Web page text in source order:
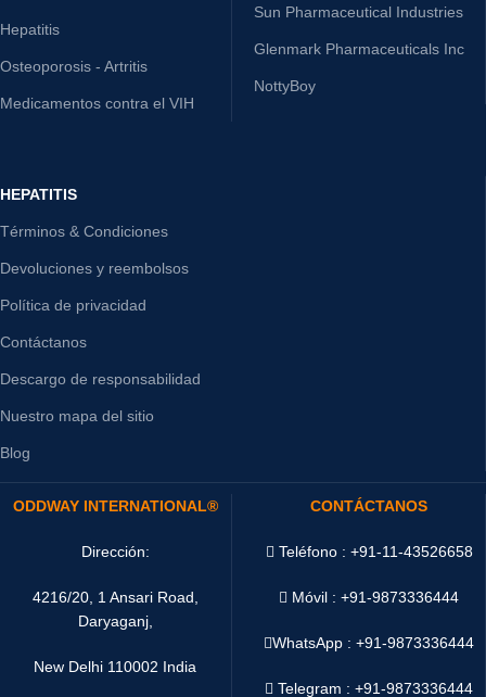
Hepatitis
Osteoporosis - Artritis
Medicamentos contra el VIH
Sun Pharmaceutical Industries
Glenmark Pharmaceuticals Inc
NottyBoy
HEPATITIS
Términos & Condiciones
Devoluciones y reembolsos
Política de privacidad
Contáctanos
Descargo de responsabilidad
Nuestro mapa del sitio
Blog
ODDWAY INTERNATIONAL®
Dirección:
4216/20, 1 Ansari Road,
Daryaganj,
New Delhi 110002 India
CONTÁCTANOS
Teléfono : +91-11-43526658
Móvil : +91-9873336444
WhatsApp :+91-9873336444
Telegram : +91-9873336444